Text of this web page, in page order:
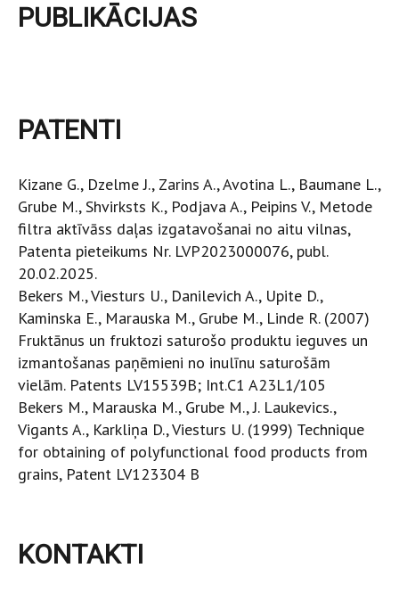
PUBLIKĀCIJAS
PATENTI
Kizane G., Dzelme J., Zarins A., Avotina L., Baumane L.,
Grube M., Shvirksts K., Podjava A., Peipins V., Metode
filtra aktīvāss daļas izgatavošanai no aitu vilnas,
Patenta pieteikums Nr. LVP2023000076, publ.
20.02.2025.
Bekers M., Viesturs U., Danilevich A., Upite D.,
Kaminska E., Marauska M., Grube M., Linde R. (2007)
Fruktānus un fruktozi saturošo produktu ieguves un
izmantošanas paņēmieni no inulīnu saturošām
vielām. Patents LV15539B; Int.C1 A23L1/105
Bekers M., Marauska M., Grube M., J. Laukevics.,
Vigants A., Karkliņa D., Viesturs U. (1999) Technique
for obtaining of polyfunctional food products from
grains, Patent LV123304 B
KONTAKTI